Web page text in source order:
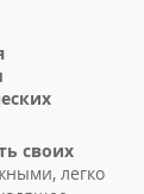
своих
легко